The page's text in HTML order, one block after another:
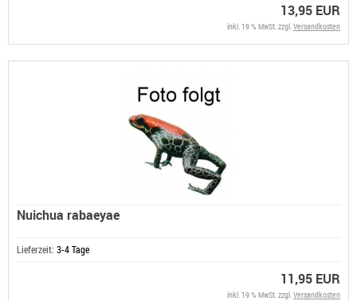
13,95 EUR
inkl. 19 % MwSt. zzgl.Versandkosten
Nuichua rabaeyae
Lieferzeit: 3-4 Tage
11,95 EUR
inkl. 19 % MwSt. zzgl.Versandkosten